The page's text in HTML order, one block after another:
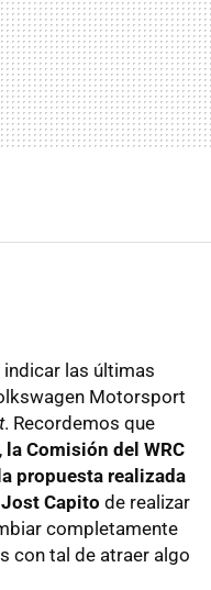
las últimas
Motorsport
. Recordemos que
, la Comisión del WRC
propuesta realizada
Capito de realizar
completamente
con tal de atraer algo